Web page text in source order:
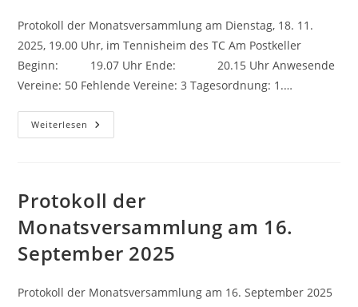
Protokoll der Monatsversammlung am Dienstag, 18. 11.
2025, 19.00 Uhr, im Tennisheim des TC Am Postkeller
Beginn: 19.07 Uhr Ende: 20.15 Uhr Anwesende
Vereine: 50 Fehlende Vereine: 3 Tagesordnung: 1.…
Weiterlesen Protokoll
Der
2025
Protokoll der
Monatsversammlung am 16.
September 2025
Protokoll der Monatsversammlung am 16. September 2025